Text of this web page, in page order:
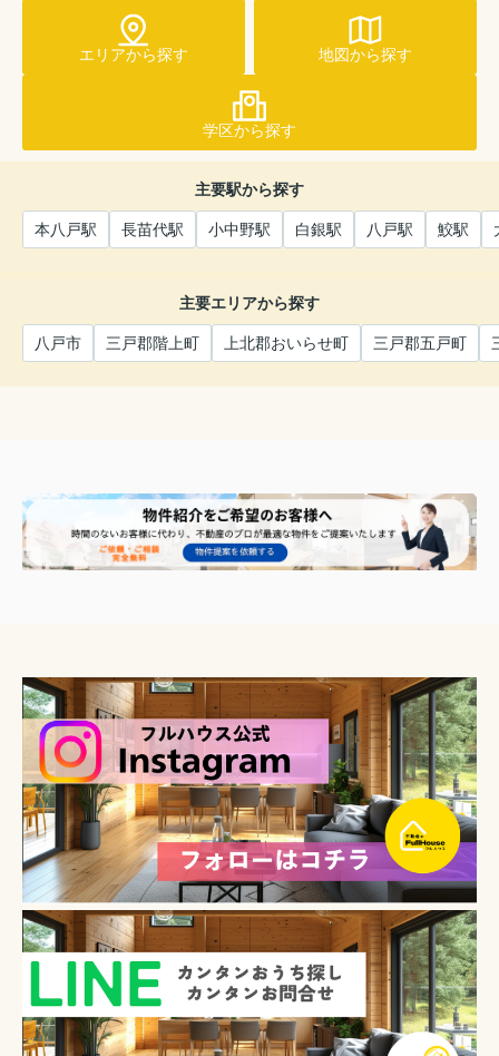
エリアから探す 地図から探す
学区から探す
主要駅から探す
本八戸駅 長苗代駅 小中野駅 白銀駅 八戸駅 鮫駅
主要エリアから探す
八戸市 三戸郡階上町 上北郡おいらせ町 三戸郡五戸町